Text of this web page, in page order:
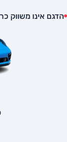
הדגם אינו משווק